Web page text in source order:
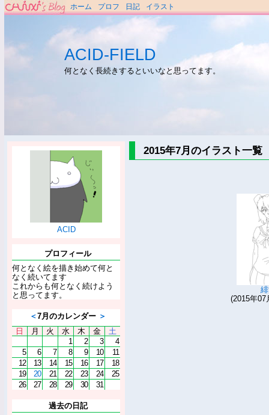
ホーム プロフ 日記 イラスト
ACID-FIELD
何となく長続きするといいなと思ってます。
ACID
プロフィール
何となく絵を描き始めて何と
なく続いてます
これからも何となく続けよう
と思ってます。
＜7月のカレンダー ＞
日
月 火 水 木 金
土
1
2 3
4
5
6 7 8 9 10
11
12
13 14 15 16 17
18
19
20 21 22 23 24
25
26
27 28 29 30 31
過去の日記
2015年7月のイラスト一覧
(2015年07